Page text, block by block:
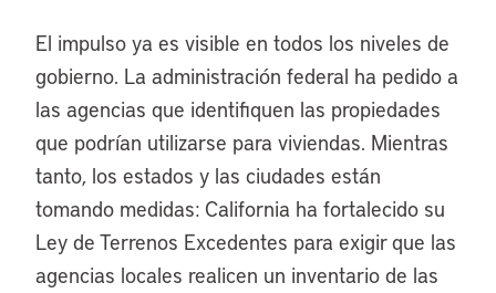
El impulso ya es visible en todos los niveles de
gobierno. La administración federal ha pedido a
las agencias que identifiquen las propiedades
que podrían utilizarse para viviendas. Mientras
tanto, los estados y las ciudades están
tomando medidas: California ha fortalecido su
Ley de Terrenos Excedentes para exigir que las
agencias locales realicen un inventario de las